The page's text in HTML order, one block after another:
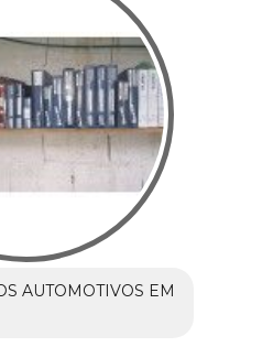
AUTOMOTIVOS EM